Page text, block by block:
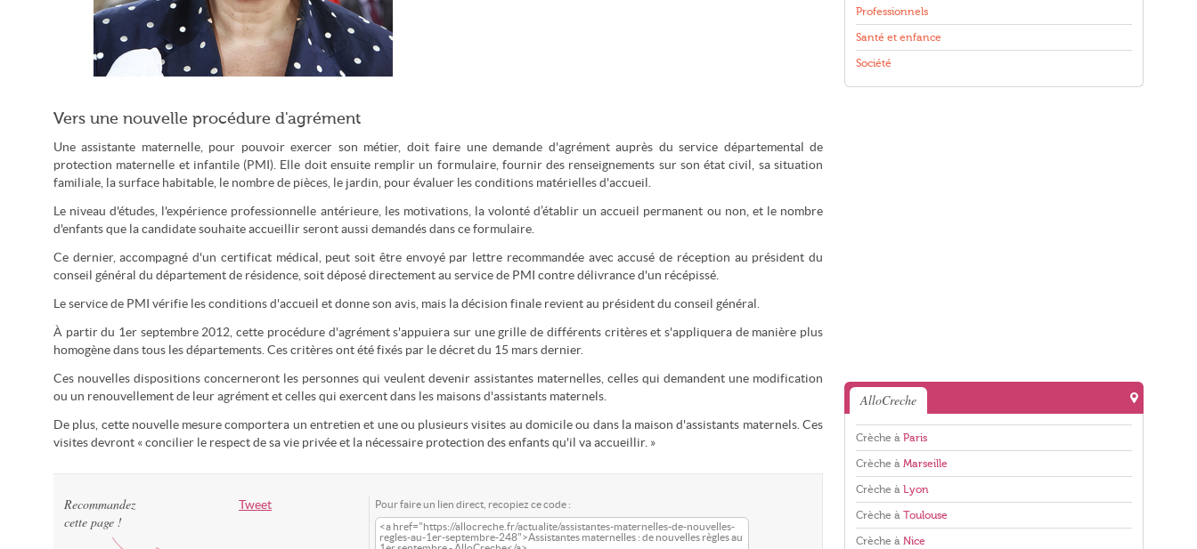
Roselyne Bachelot a signé le décret (MEDEF / CC-by-sa)
Vers une nouvelle procédure d'agrément
Une assistante maternelle, pour pouvoir exercer son métier, doit faire une demande d'agrément auprès du service départemental de
protection maternelle et infantile (PMI). Elle doit ensuite remplir un formulaire, fournir des renseignements sur son état civil, sa situation
familiale, la surface habitable, le nombre de pièces, le jardin, pour évaluer les conditions matérielles d'accueil.
Le niveau d'études, l'expérience professionnelle antérieure, les motivations, la volonté d’établir un accueil permanent ou non, et le nombre
d'enfants que la candidate souhaite accueillir seront aussi demandés dans ce formulaire.
Ce dernier, accompagné d'un certificat médical, peut soit être envoyé par lettre recommandée avec accusé de réception au président du
conseil général du département de résidence, soit déposé directement au service de PMI contre délivrance d'un récépissé.
Le service de PMI vérifie les conditions d'accueil et donne son avis, mais la décision finale revient au président du conseil général.
À partir du 1er septembre 2012, cette procédure d'agrément s'appuiera sur une grille de différents critères et s'appliquera de manière plus
homogène dans tous les départements. Ces critères ont été fixés par le décret du 15 mars dernier.
Ces nouvelles dispositions concerneront les personnes qui veulent devenir assistantes maternelles, celles qui demandent une modification
ou un renouvellement de leur agrément et celles qui exercent dans les maisons d'assistants maternels.
De plus, cette nouvelle mesure comportera un entretien et une ou plusieurs visites au domicile ou dans la maison d'assistants maternels. Ces
visites devront « concilier le respect de sa vie privée et la nécessaire protection des enfants qu'il va accueillir. »
Tweet
Recommandez
cette page !
Pour faire un lien direct, recopiez ce code :
<a href="https://allocreche.fr/actualite/assistantes-maternelles-de-nouvelles-
regles-au-1er-septembre-248">Assistantes maternelles : de nouvelles règles au
Professionnels
Santé et enfance
Société
AlloCreche
Crèche à Paris
Crèche à Marseille
Crèche à Lyon
Crèche à Toulouse
Crèche à Nice